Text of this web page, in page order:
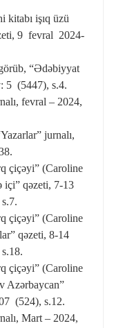
kitabı işıq üzü
9 fevral 2024-
“Ədəbiyyat
5 (5447), s.4.
fevral – 2024,
jurnalı,
çiçəyi” (Caroline
içi” qəzeti, 7-13
çiçəyi” (Caroline
qəzeti, 8-14
çiçəyi” (Caroline
Azərbaycan”
(524), s.12.
Mart – 2024,